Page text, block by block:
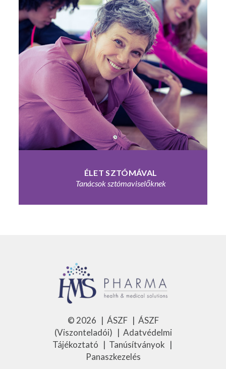
ÉLET SZTÓMÁVAL
Tanácsok sztómaviselőknek
© 2026 | ÁSZF | ÁSZF
(Viszonteladói) | Adatvédelmi
Tájékoztató | Tanúsítványok |
Panaszkezelés